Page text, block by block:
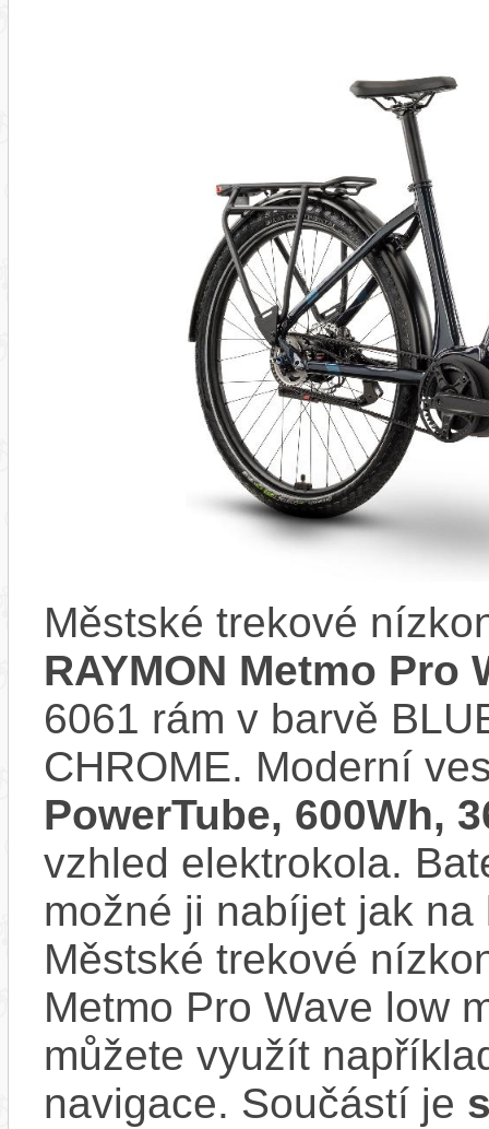
Městské trekové
RAYMON Metmo Pro
6061 rám v barvě
CHROME. Moderní
PowerTube, 600Wh,
vzhled elektrokola.
možné ji nabíjet jak
Městské trekové
Metmo Pro Wave low
můžete využít
navigace. Součástí je